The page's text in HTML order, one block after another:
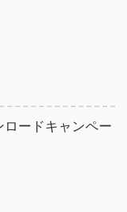
ードキャンペー